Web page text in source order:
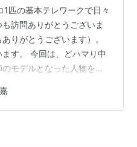
匹の基本テレワークで日々
訪問ありがとうございま
りがとうございます）。
す。 今回は、どハマり中
モデルとなった人物を深
しいものに触れることが
人生を変えたいと思うよ
モデルは諸葛亮孔明では